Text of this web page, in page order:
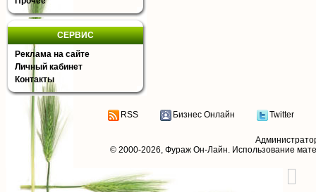
СЕРВИС
Реклама на сайте
Личный кабинет
Контакты
RSS Бизнес Онлайн Twitter
© 2000-2026, Фураж Он-Лайн. Использование